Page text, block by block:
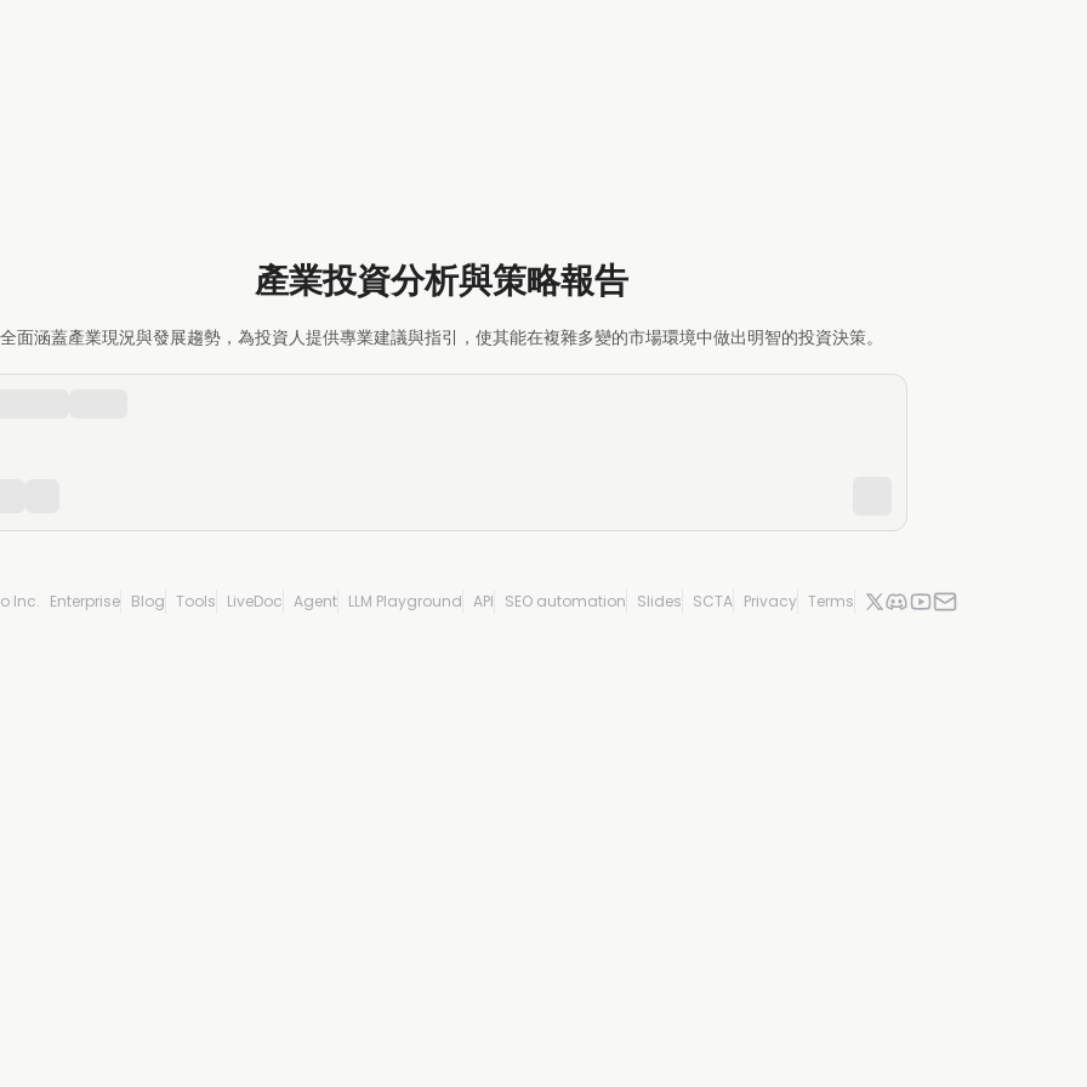
產業投資分析與策略報告
全面涵蓋產業現況與發展趨勢，為投資人提供專業建議與指引，使其能在複雜多變的市場環境中做出明智的投資決策。
Inc. Enterprise Blog Tools LiveDoc Agent LLM Playground API SEO automation Slides SCTA Privacy Terms